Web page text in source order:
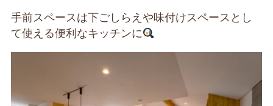
手前スペースは下ごしらえや味付けスペースとし
て使える便利なキッチンに